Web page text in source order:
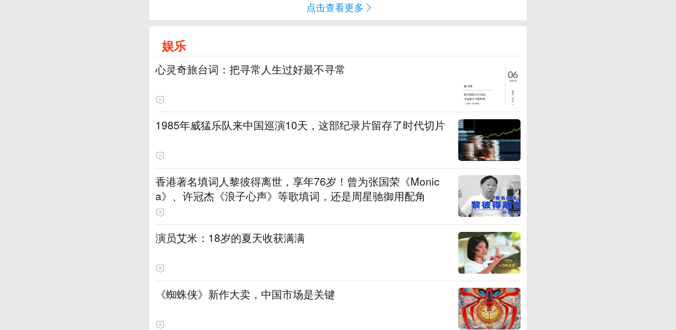
点击查看更多
娱乐
心灵奇旅台词：把寻常人生过好最不寻常
1985年威猛乐队来中国巡演10天，这部纪录片留存了时代切片
香港著名填词人黎彼得离世，享年76岁！曾为张国荣《Monic
a》、许冠杰《浪子心声》等歌填词，还是周星驰御用配角
演员艾米：18岁的夏天收获满满
《蜘蛛侠》新作大卖，中国市场是关键